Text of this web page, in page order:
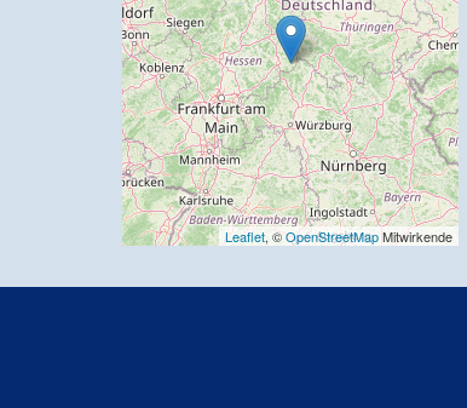
Leaflet, ©OpenStreetMapMitwirkende